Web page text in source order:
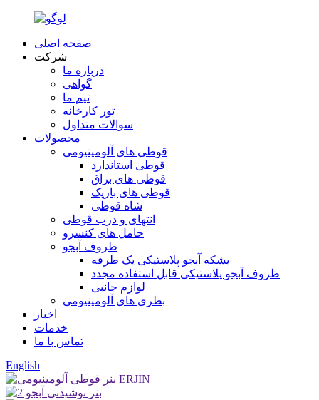
صفحه اصلی
شرکت
درباره ما
گواهی
تیم ما
تور کارخانه
سوالات متداول
محصولات
قوطی های آلومینیومی
قوطی استاندارد
قوطی های براق
قوطی های باریک
شاه قوطی
انتهای و درب قوطی
حامل های کنسرو
ظروف آبجو
بشکه آبجو پلاستیکی یک طرفه
ظروف آبجو پلاستیکی قابل استفاده مجدد
لوازم جانبی
بطری های آلومینیومی
اخبار
خدمات
تماس با ما
English